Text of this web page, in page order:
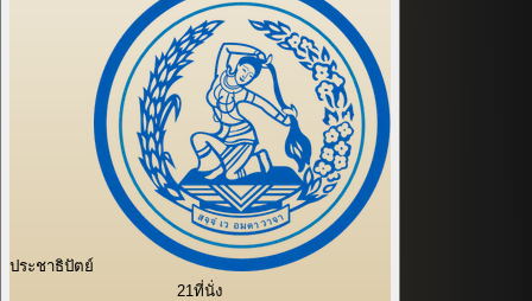
ประชาธิปัตย์
21ที่นั่ง